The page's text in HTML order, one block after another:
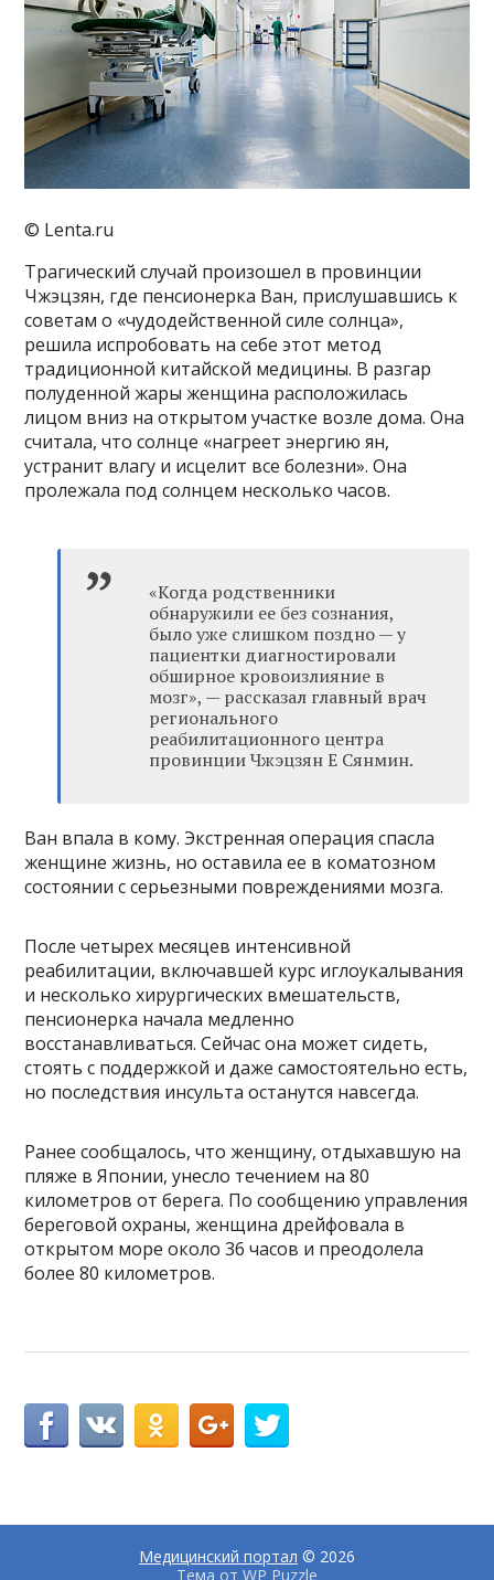
© Lenta.ru
Трагический случай произошел в провинции
Чжэцзян, где пенсионерка Ван, прислушавшись к
советам о «чудодейственной силе солнца»,
решила испробовать на себе этот метод
традиционной китайской медицины. В разгар
полуденной жары женщина расположилась
лицом вниз на открытом участке возле дома. Она
считала, что солнце «нагреет энергию ян,
устранит влагу и исцелит все болезни». Она
пролежала под солнцем несколько часов.
«Когда родственники
обнаружили ее без сознания,
было уже слишком поздно — у
пациентки диагностировали
обширное кровоизлияние в
мозг», — рассказал главный врач
регионального
реабилитационного центра
провинции Чжэцзян Е Сянмин.
Ван впала в кому. Экстренная операция спасла
женщине жизнь, но оставила ее в коматозном
состоянии с серьезными повреждениями мозга.
После четырех месяцев интенсивной
реабилитации, включавшей курс иглоукалывания
и несколько хирургических вмешательств,
пенсионерка начала медленно
восстанавливаться. Сейчас она может сидеть,
стоять с поддержкой и даже самостоятельно есть,
но последствия инсульта останутся навсегда.
Ранее сообщалось, что женщину, отдыхавшую на
пляже в Японии, унесло течением на 80
километров от берега. По сообщению управления
береговой охраны, женщина дрейфовала в
открытом море около 36 часов и преодолела
более 80 километров.
Медицинский портал © 2026
Тема от WP Puzzle